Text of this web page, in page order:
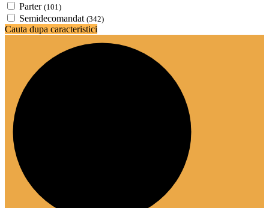
Parter (101)
Semidecomandat (342)
Cauta dupa caracteristici